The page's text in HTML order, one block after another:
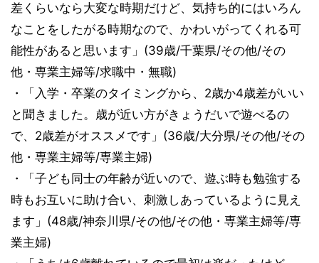
差くらいなら大変な時期だけど、気持ち的にはいろん
なことをしたがる時期なので、かわいがってくれる可
能性があると思います」(39歳/千葉県/その他/その
他・専業主婦等/求職中・無職)
・「入学・卒業のタイミングから、2歳か4歳差がいい
と聞きました。歳が近い方がきょうだいで遊べるの
で、2歳差がオススメです」(36歳/大分県/その他/その
他・専業主婦等/専業主婦)
・「子ども同士の年齢が近いので、遊ぶ時も勉強する
時もお互いに助け合い、刺激しあっているように見え
ます」(48歳/神奈川県/その他/その他・専業主婦等/専
業主婦)